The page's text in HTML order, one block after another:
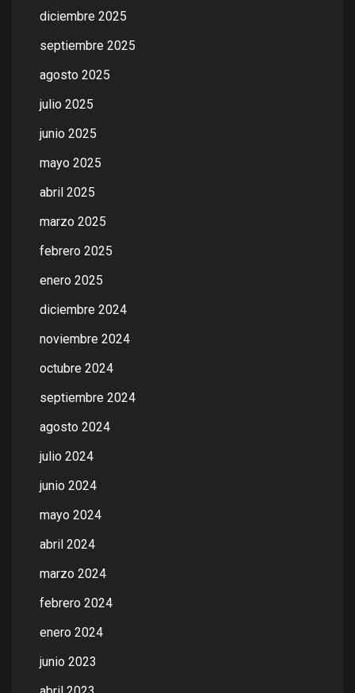
diciembre 2025
septiembre 2025
agosto 2025
julio 2025
junio 2025
mayo 2025
abril 2025
marzo 2025
febrero 2025
enero 2025
diciembre 2024
noviembre 2024
octubre 2024
septiembre 2024
agosto 2024
julio 2024
junio 2024
mayo 2024
abril 2024
marzo 2024
febrero 2024
enero 2024
junio 2023